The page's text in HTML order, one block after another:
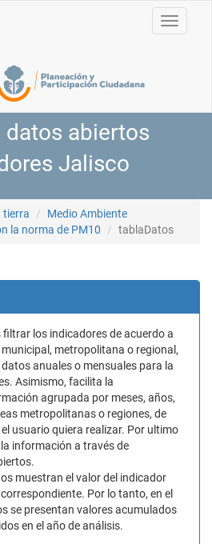
Toggle
datos abiertos
Jalisco
tierra
Medio Ambiente
la norma de PM10
tablaDatos
los indicadores de acuerdo a
metropolitana o regional,
anuales o mensuales para la
Asimismo, facilita la
agrupada por meses, años,
metropolitanas o regiones, de
usuario quiera realizar. Por ultimo
información a través de
muestran el valor del indicador
Por lo tanto, en el
se presentan valores acumulados
en el año de análisis.